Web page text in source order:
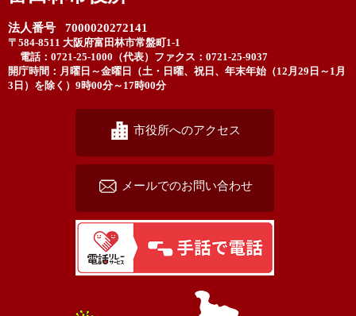
法人番号 7000020272141
〒584-8511 大阪府富田林市常盤町1-1
電話：0721-25-1000（代表） ファクス：0721-25-9037
開庁時間：月曜日～金曜日（土・日曜、祝日、年末年始（12月29日～1月
3日）を除く）9時00分～17時00分
市役所へのアクセス
メールでのお問い合わせ